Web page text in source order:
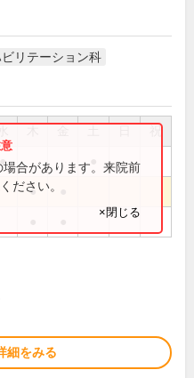
ビリテーション科
祝
●
合があります。来院前
ださい。
×閉じる
細をみる